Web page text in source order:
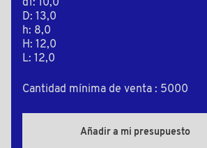
d1: 10,0
D: 13,0
h: 8,0
H: 12,0
L: 12,0
Cantidad mínima de venta : 5000
Añadir a mi presupuesto